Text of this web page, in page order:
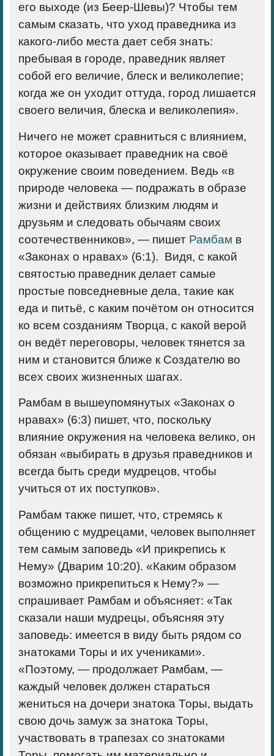
его выходе (из Беер-Шевы)? Чтобы тем
самым сказать, что уход праведника из
какого-либо места дает себя знать:
пребывая в городе, праведник являет
собой его величие, блеск и великолепие;
когда же он уходит оттуда, город лишается
своего величия, блеска и великолепия».
Ничего не может сравниться с влиянием,
которое оказывает праведник на своё
окружение своим поведением. Ведь «в
природе человека — подражать в образе
жизни и действиях близким людям и
друзьям и следовать обычаям своих
соотечественников», — пишет Рамбам в
«Законах о нравах» (6:1). Видя, с какой
святостью праведник делает самые
простые повседневные дела, такие как
еда и питьё, с каким почётом он относится
ко всем созданиям Творца, с какой верой
он ведёт переговоры, человек тянется за
ним и становится ближе к Создателю во
всех своих жизненных шагах.
Рамбам в вышеупомянутых «Законах о
нравах» (6:3) пишет, что, поскольку
влияние окружения на человека велико, он
обязан «выбирать в друзья праведников и
всегда быть среди мудрецов, чтобы
учиться от их поступков».
Рамбам также пишет, что, стремясь к
общению с мудрецами, человек выполняет
тем самым заповедь «И прикрепись к
Нему» (Дварим 10:20). «Каким образом
возможно прикрепиться к Нему?» —
спрашивает Рамбам и объясняет: «Так
сказали наши мудрецы, объясняя эту
заповедь: имеется в виду быть рядом со
знатоками Торы и их учениками».
«Поэтому, — продолжает Рамбам, —
каждый человек должен стараться
жениться на дочери знатока Торы, выдать
свою дочь замуж за знатока Торы,
участвовать в трапезах со знатоками